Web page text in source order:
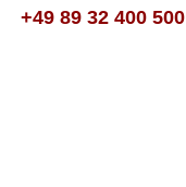
+49 89 32 400 500